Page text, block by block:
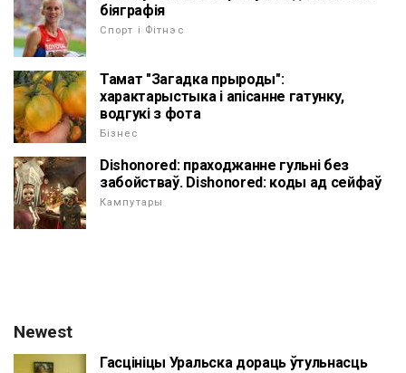
біяграфія
Спорт і Фітнэс
Тамат "Загадка прыроды":
характарыстыка і апісанне гатунку,
водгукі з фота
Бізнес
Dishonored: праходжанне гульні без
забойстваў. Dishonored: коды ад сейфаў
Кампутары
Newest
Гасцініцы Уральска дораць ўтульнасць